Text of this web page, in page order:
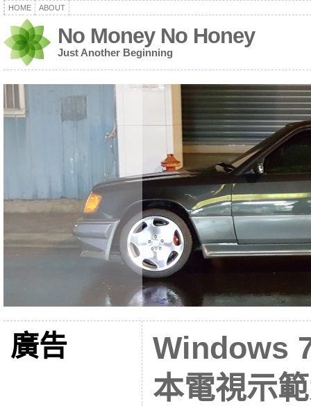
HOME ABOUT
No Money No Honey
Just Another Beginning
廣告
Windows
本電視示